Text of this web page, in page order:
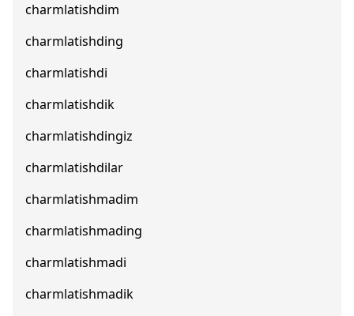
charmlatishdim
charmlatishding
charmlatishdi
charmlatishdik
charmlatishdingiz
charmlatishdilar
charmlatishmadim
charmlatishmading
charmlatishmadi
charmlatishmadik